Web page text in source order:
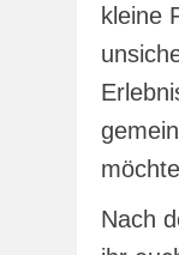
kleine
Nach